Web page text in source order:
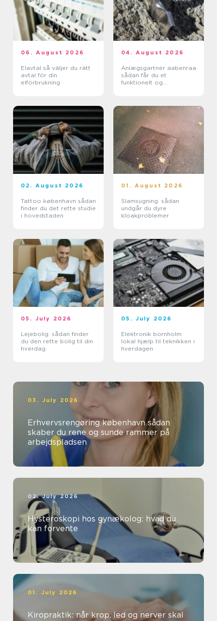
06. August 2026
Elavtal så väljer du rätt
avtal för din
elförbrukning
04. August 2026
Anlægsgartner aabenraa
sådan får du et
funktionelt og
02. August 2026
Tattoo københavn sådan
finder du det rette studie
i hovedstaden
01. August 2026
Slamsugning: sådan
undgår du dyre
kloakproblemer
05. July 2026
Lejebolig: sådan finder
du den rette bolig til din
hverdag
05. July 2026
Elektronik bornholm
lokal hjælp til teknikken i
hverdagen
03. July 2026
Erhvervsrengøring københavn sådan
skaber du rene og sunde rammer på
arbejdspladsen
02. July 2026
Hysteroskopi hos gynækolog: hvad du
kan forvente
01. July 2026
Kiropraktik: når krop, led og nerver skal